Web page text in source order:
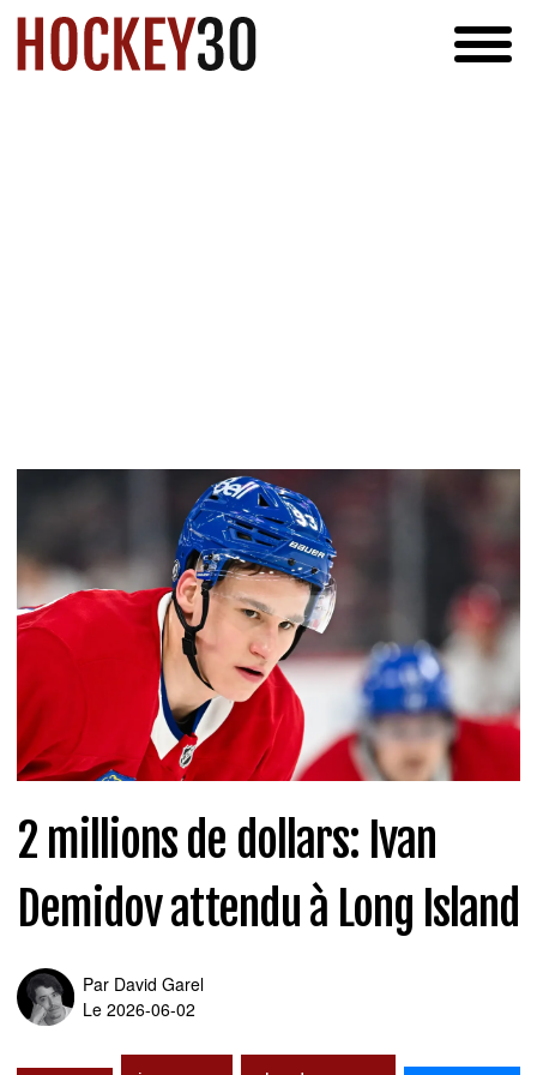
2 millions de dollars: Ivan
Demidov attendu à Long Island
Par David Garel
Le 2026-06-02